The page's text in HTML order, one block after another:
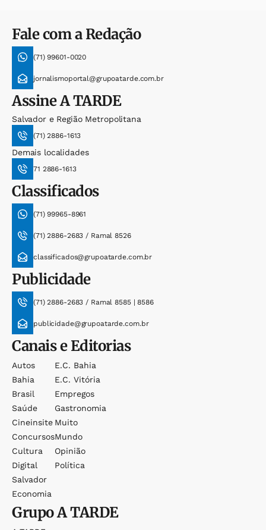
Fale com a Redação
(71) 99601-0020
jornalismoportal@grupoatarde.com.br
AssineA TARDE
Salvador e Região Metropolitana
(71) 2886-1613
Demais localidades
71 2886-1613
Classificados
(71) 99965-8961
(71) 2886-2683 / Ramal 8526
classificados@grupoatarde.com.br
Publicidade
(71) 2886-2683 / Ramal 8585 | 8586
publicidade@grupoatarde.com.br
Canais e Editorias
Autos
Bahia
Brasil
Saúde
Cineinsite
Concursos
Cultura
Digital
Salvador
Economia
E.c. Bahia
E.c. Vitória
Empregos
Gastronomia
Muito
Mundo
Opinião
Política
GrupoA TARDE